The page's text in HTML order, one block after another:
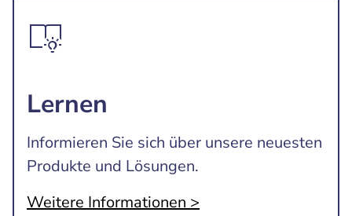
Lernen
Informieren Sie sich über unsere neuesten
Produkte und Lösungen.
Weitere Informationen >